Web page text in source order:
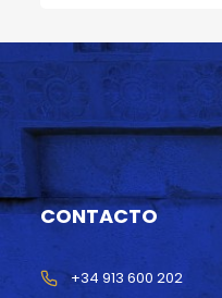
CONTACTO
+34 913 600 202